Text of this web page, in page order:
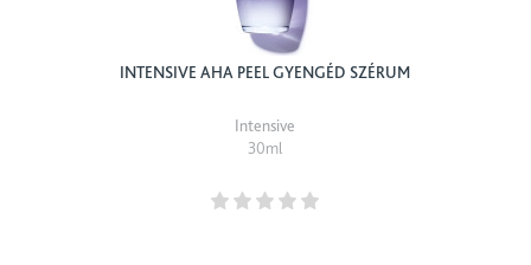
INTENSIVE AHA PEEL GYENGÉD SZÉRUM
Intensive
30ml